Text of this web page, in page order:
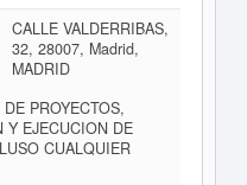
CALLE VALDERRIBAS,
32, 28007, Madrid,
MADRID
PROYECTOS,
Y EJECUCION DE
CUALQUIER